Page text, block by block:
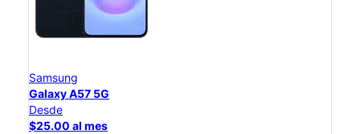
Samsung
Galaxy A57 5G
Desde
$25.00 al mes